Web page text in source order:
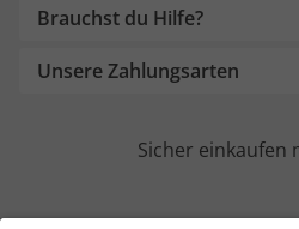
Brauchst du Hilfe?
Unsere Zahlungsarten
Sicher einkaufen